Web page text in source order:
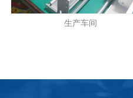
生产车间